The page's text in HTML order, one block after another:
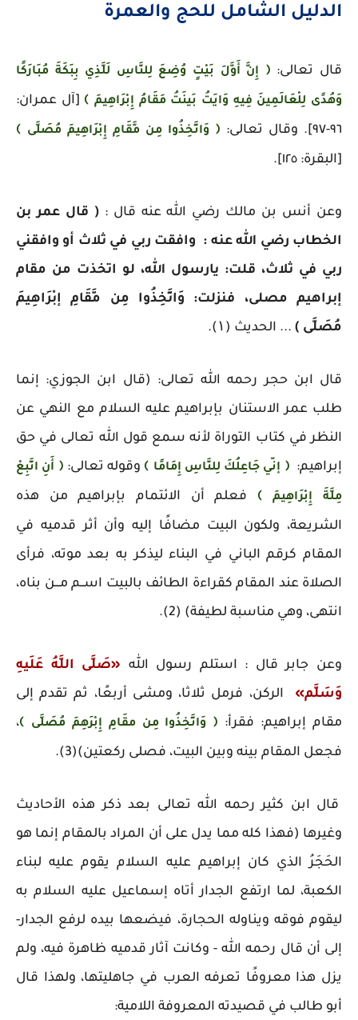
الدليل الشامل للحج والعمرة
قال تعالى: ﴿ إِنَّ أَوَّلَ بَيْتٍ وُضِعَ لِلنَّاسِ لَلَّذِي بِبَكَةَ مُبَارَكًا
وَهُدًى لِلْعَالَمِينَ فِيهِ وَايَتُ بَينَتُ مَقَامُ إِبْرَاهِيمَ ﴾ [آل عمران:
٩٦-٩٧]. وقال تعالى: ﴿ وَاتَّخِذُوا مِن مَّقَامِ إِبْرَاهِيمَ مُصَلَّى ﴾
[البقرة: ١٢٥].
وعن أنس بن مالك رضي الله عنه قال :( قال عمر بن
الخطاب رضي الله عنه : وافقت ربي في ثلاث أو وافقني
ربي في ثلاث، قلت: يارسول الله، لو اتخذت من مقام
إبراهيم مصلى، فنزلت: وَاتَّخِذُوا مِن مَّقَامِ إبْرَاهِيمَ
مُصَلَّى ) ... الحديث (۱).
قال ابن حجر رحمه الله تعالى: (قال ابن الجوزي: إنما
طلب عمر الاستنان بإبراهيم عليه السلام مع النهي عن
النظر في كتاب التوراة لأنه سمع قول الله تعالى في حق
إبراهيم:
﴿ إنّي جَاعِلُكَ لِلنَّاسِ إِمَامًا ﴾ وقوله تعالى: ﴿ أَنِ اتَّبِعْ
مِلَّةَ إِبْرَاهِيمَ ﴾ فعلم أن الائتمام بإبراهيم من هذه
الشريعة، ولكون البيت مضافًا إليه وأن أثر قدميه في
المقام كرقم الباني في البناء ليذكر به بعد موته، فرأى
الصلاة عند المقام كقراءة الطائف بالبيت اســم مـــن بناه،
انتهى، وهي مناسبة لطيفة) (2).
وعن جابر قال : استلم رسول الله «صَلَّى اللَّهُ عَلَيهِ
وَسَلَّم»
الركن، فرمل ثلاثا، ومشى أربعًا، ثم تقدم إلى
مقام إبراهيم: فقرأ:
﴿ وَاتَّخِذُوا مِن مقَامِ إِبْرَهِمَ مُصَلَّى ﴾،
فجعل المقام بينه وبين البيت، فصلى ركعتين)(3).
قال ابن كثير رحمه الله تعالى بعد ذكر هذه الأحاديث
وغيرها (فهذا كله مما يدل على أن المراد بالمقام إنما هو
الحَجَرُ الذي كان إبراهيم عليه السلام يقوم عليه لبناء
الكعبة، لما ارتفع الجدار أتاه إسماعيل عليه السلام به
ليقوم فوقه ويناوله الحجارة، فيضعها بيده لرفع الجدار-
إلى أن قال رحمه الله - وكانت آثار قدميه ظاهرة فيه، ولم
يزل هذا معروفًا تعرفه العرب في جاهليتها، ولهذا قال
أبو طالب في قصيدته المعروفة اللامية: